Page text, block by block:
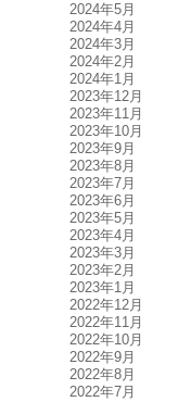
2024年5月
2024年4月
2024年3月
2024年2月
2024年1月
2023年12月
2023年11月
2023年10月
2023年9月
2023年8月
2023年7月
2023年6月
2023年5月
2023年4月
2023年3月
2023年2月
2023年1月
2022年12月
2022年11月
2022年10月
2022年9月
2022年8月
2022年7月